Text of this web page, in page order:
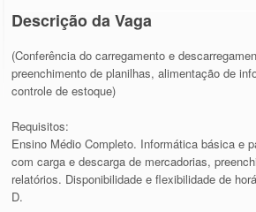
Descrição da Vaga
(Conferência do carregamento e
preenchimento de planilhas, alimentação de
controle de estoque)
Requisitos:
Ensino Médio Completo. Informática básica e
com carga e descarga de mercadorias,
relatórios. Disponibilidade e flexibilidade de
D.